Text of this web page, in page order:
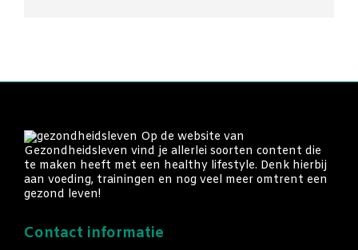
Op de website van
Gezondheidsleven vind je allerlei soorten content die
te maken heeft met een healthy lifestyle. Denk hierbij
aan voeding, trainingen en nog veel meer omtrent een
gezond leven!
Contact informatie